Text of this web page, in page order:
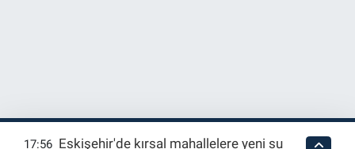
17:56 Eskişehir'de kırsal mahallelere yeni su